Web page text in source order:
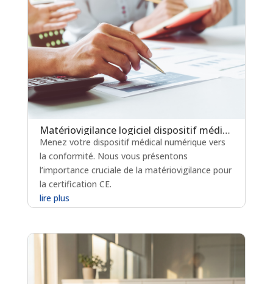
Matériovigilance logiciel dispositif médical : un levier clé pour la certification en soins critiques
Menez votre dispositif médical numérique vers
la conformité. Nous vous présentons
l’importance cruciale de la matériovigilance pour
la certification CE.
lire plus